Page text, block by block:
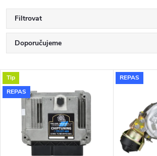
Filtrovat
Ř
a
z
Doporučujeme
Nejdražší
Nejprodávanější
Abecedně
V
ý
Tip
REPAS
REPAS